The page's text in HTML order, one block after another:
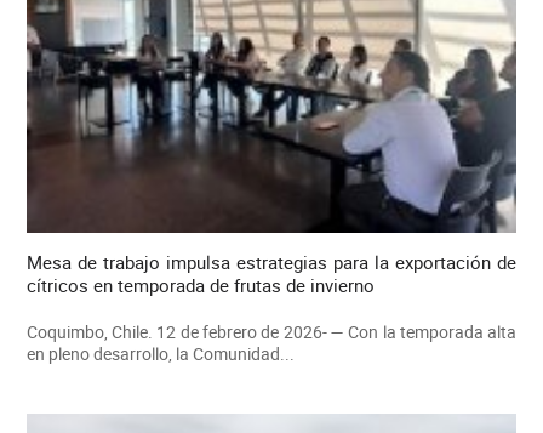
Mesa de trabajo impulsa estrategias para la exportación de
cítricos en temporada de frutas de invierno
Coquimbo, Chile. 12 de febrero de 2026- — Con la temporada alta
en pleno desarrollo, la Comunidad...